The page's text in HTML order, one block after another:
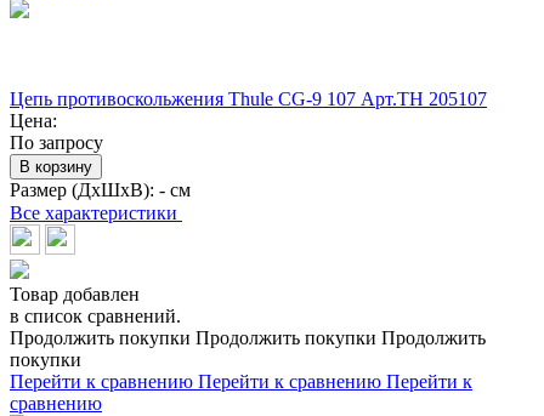
Цепь противоскольжения Thule CG-9 107 Арт.TH 205107
Цена:
По запросу
В корзину
Размер (ДхШхВ): - см
Все характеристики
Товар добавлен
в список сравнений.
Продолжить покупки Продолжить покупки Продолжить
покупки
Перейти к сравнению Перейти к сравнению Перейти к
сравнению